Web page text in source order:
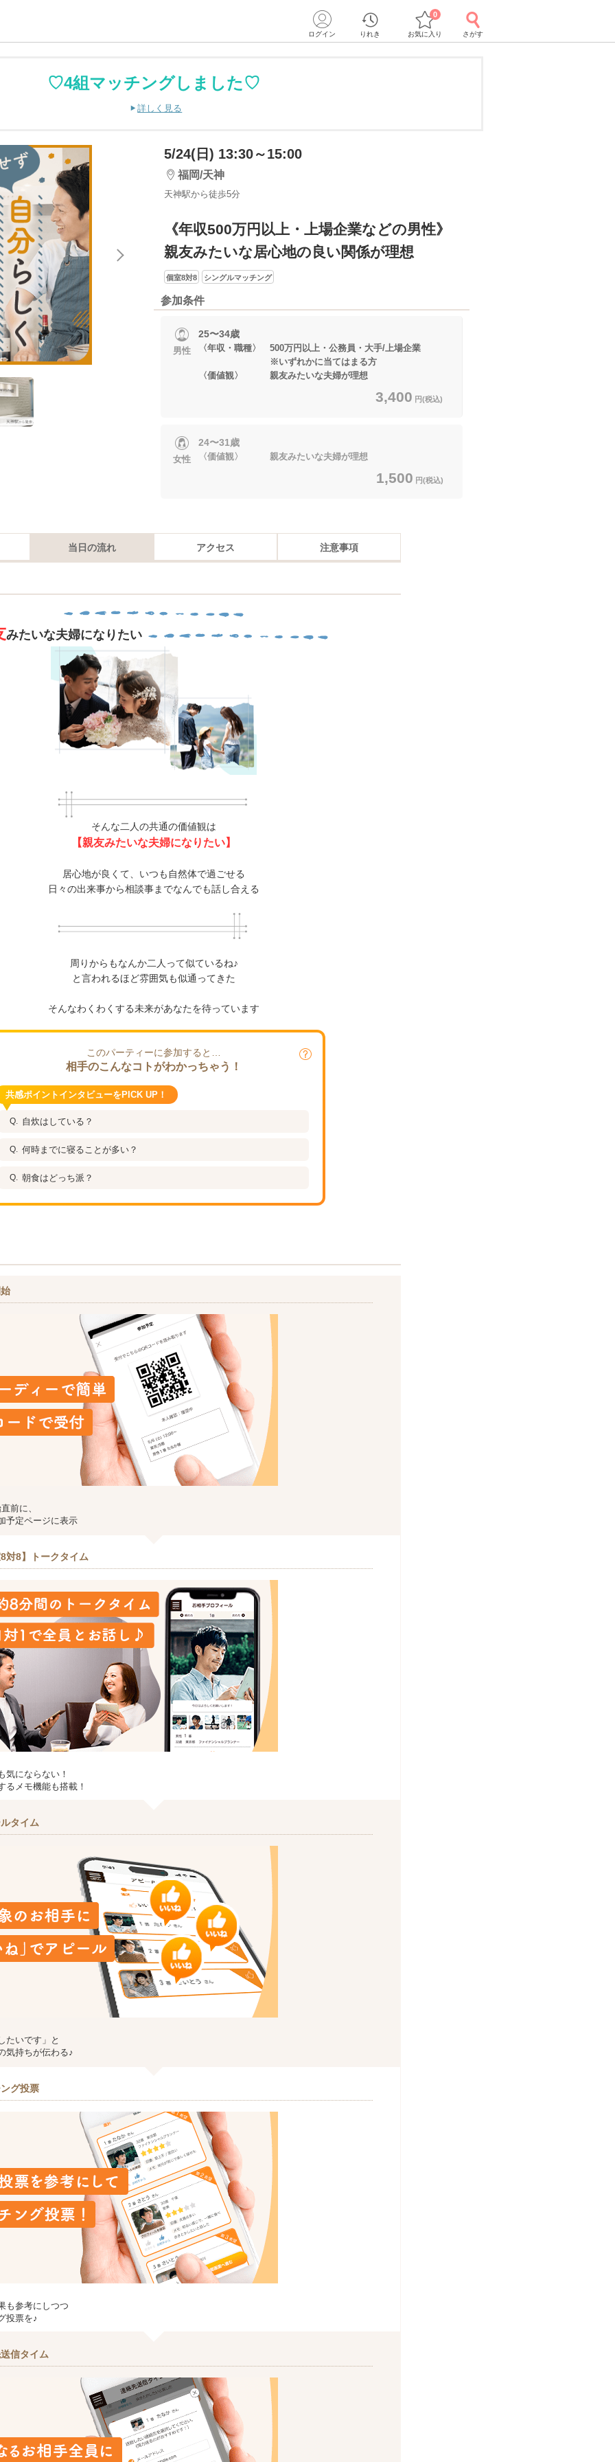
ログイン りれき お気に入り
0
さがす
♡4組マッチングしました♡
詳しく見る
5/24(日) 13:30～15:00
福岡/天神
天神駅から徒歩5分
《年収500万円以上・上場企業などの男性》
親友みたいな居心地の良い関係が理想
個室8対8 シングルマッチング
参加条件
男性
25〜34歳
〈年収・職種〉 500万円以上・公務員・大手/上場企業
※いずれかに当てはまる方
〈価値観〉 親友みたいな夫婦が理想
3,400 円(税込)
女性
24〜31歳
〈価値観〉 親友みたいな夫婦が理想
1,500 円(税込)
当日の流れ アクセス 注意事項
みたいな夫婦になりたい
そんな二人の共通の価値観は
【親友みたいな夫婦になりたい】
居心地が良くて、いつも自然体で過ごせる
日々の出来事から相談事までなんでも話し合える
周りからもなんか二人って似ているね♪
と言われるほど雰囲気も似通ってきた
そんなわくわくする未来があなたを待っています
このパーティーに参加すると…
相手のこんなコトがわかっちゃう！
共感ポイントインタビューをPICK UP！
自炊はしている？
何時までに寝ることが多い？
朝食はどっち派？
前に、
予定ページに表示
対8】トークタイム
気にならない！
るメモ機能も搭載！
タイム
たいです」と
気持ちが伝わる♪
グ投票
も参考にしつつ
投票を♪
信タイム